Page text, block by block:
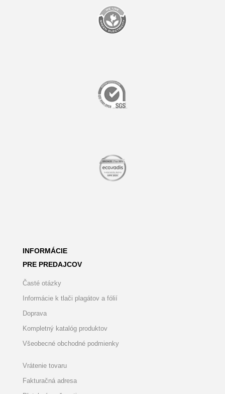
INFORMÁCIE
PRE PREDAJCOV
Časté otázky
Informácie k tlači plagátov a fólií
Doprava
Kompletný katalóg produktov
Všeobecné obchodné podmienky
Vrátenie tovaru
Fakturačná adresa